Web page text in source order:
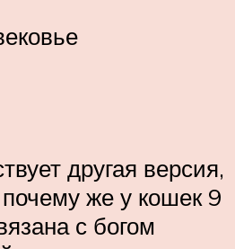
другая версия,
же у кошек 9
с богом